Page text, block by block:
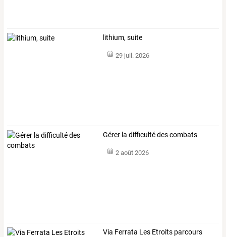
lithium, suite
29 juil. 2026
Gérer la difficulté des combats
2 août 2026
Via Ferrata Les Etroits parcours